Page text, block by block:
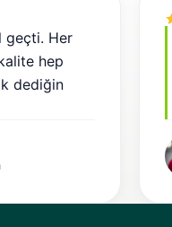
geçti. Her
hep
dediğin